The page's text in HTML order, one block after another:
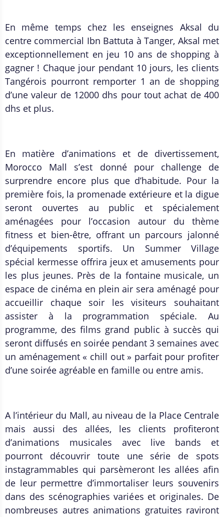
En même temps chez les enseignes Aksal du
centre commercial Ibn Battuta à Tanger, Aksal met
exceptionnellement en jeu 10 ans de shopping à
gagner ! Chaque jour pendant 10 jours, les clients
Tangérois pourront remporter 1 an de shopping
d’une valeur de 12000 dhs pour tout achat de 400
dhs et plus.
En matière d’animations et de divertissement,
Morocco Mall s’est donné pour challenge de
surprendre encore plus que d’habitude. Pour la
première fois, la promenade extérieure et la digue
seront ouvertes au public et spécialement
aménagées pour l’occasion autour du thème
fitness et bien-être, offrant un parcours jalonné
d’équipements sportifs. Un Summer Village
spécial kermesse offrira jeux et amusements pour
les plus jeunes. Près de la fontaine musicale, un
espace de cinéma en plein air sera aménagé pour
accueillir chaque soir les visiteurs souhaitant
assister à la programmation spéciale. Au
programme, des films grand public à succès qui
seront diffusés en soirée pendant 3 semaines avec
un aménagement « chill out » parfait pour profiter
d’une soirée agréable en famille ou entre amis.
A l’intérieur du Mall, au niveau de la Place Centrale
mais aussi des allées, les clients profiteront
d’animations musicales avec live bands et
pourront découvrir toute une série de spots
instagrammables qui parsèmeront les allées afin
de leur permettre d’immortaliser leurs souvenirs
dans des scénographies variées et originales. De
nombreuses autres animations gratuites raviront